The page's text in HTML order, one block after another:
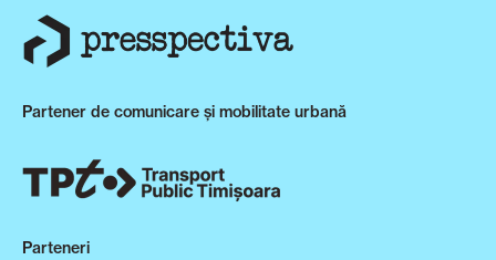
Partener de comunicare și mobilitate urbană
Parteneri